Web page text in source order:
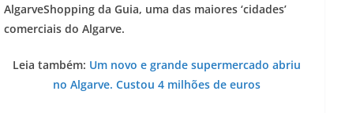
AlgarveShopping da Guia, uma das maiores ‘cidades’
comerciais do Algarve.
Leia também: Um novo e grande supermercado abriu
no Algarve. Custou 4 milhões de euros